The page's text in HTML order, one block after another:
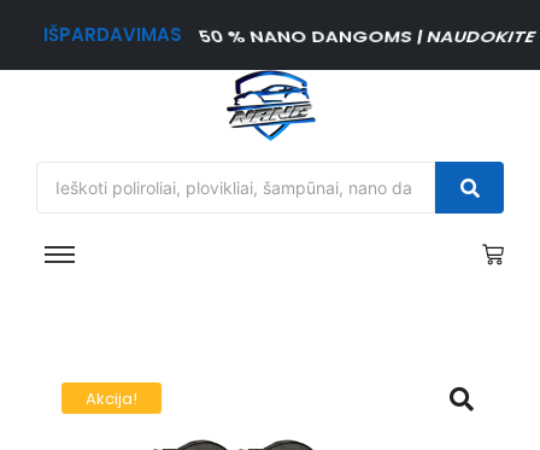
IŠPARDAVIMAS 50 % NANO DANGOMS | NAUDOKITE
Akcija!